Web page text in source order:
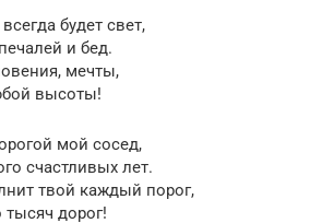
будет свет,
и бед.
мечты,
высоты!
мой сосед,
счастливых лет.
твой каждый порог,
тысяч дорог!